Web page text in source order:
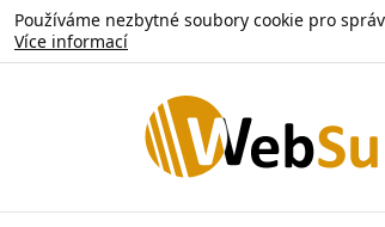
Používáme nezbytné soubory cookie pro
Více informací